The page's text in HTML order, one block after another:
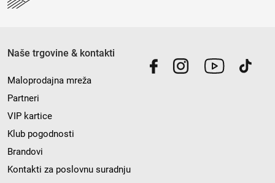
Naše trgovine & kontakti
Maloprodajna mreža
Partneri
VIP kartice
Klub pogodnosti
Brandovi
Kontakti za poslovnu suradnju